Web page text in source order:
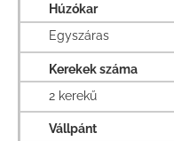
Húzókar
Egyszáras
Kerekek száma
2 kerekű
Vállpánt